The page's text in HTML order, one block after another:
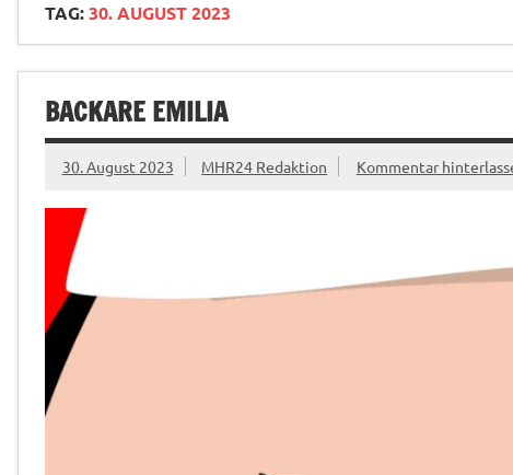
TAG:30. AUGUST 2023
BACKARE EMILIA
30. August 2023 MHR24 Redaktion Kommentar